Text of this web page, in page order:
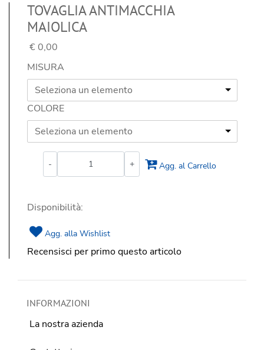
TOVAGLIA ANTIMACCHIA
MAIOLICA
€ 0,00
MISURA
Seleziona un elemento
COLORE
Seleziona un elemento
Quantità
Agg. al Carrello
Disponibilità:
Agg. alla Wishlist
Recensisci per primo questo articolo
INFORMAZIONI
La nostra azienda